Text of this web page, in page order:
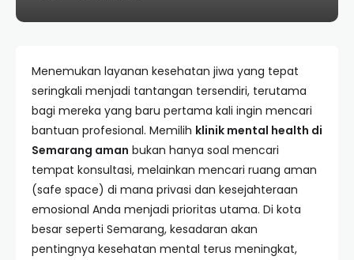
Menemukan layanan kesehatan jiwa yang tepat
seringkali menjadi tantangan tersendiri, terutama
bagi mereka yang baru pertama kali ingin mencari
bantuan profesional. Memilih klinik mental health di
Semarang aman bukan hanya soal mencari
tempat konsultasi, melainkan mencari ruang aman
(safe space) di mana privasi dan kesejahteraan
emosional Anda menjadi prioritas utama. Di kota
besar seperti Semarang, kesadaran akan
pentingnya kesehatan mental terus meningkat,